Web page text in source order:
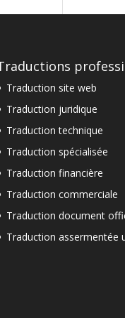
Traduction site web
Traduction juridique
Traduction technique
Traduction spécialisée
Traduction financière
Traduction commerciale
Traduction document
Traduction assermentée